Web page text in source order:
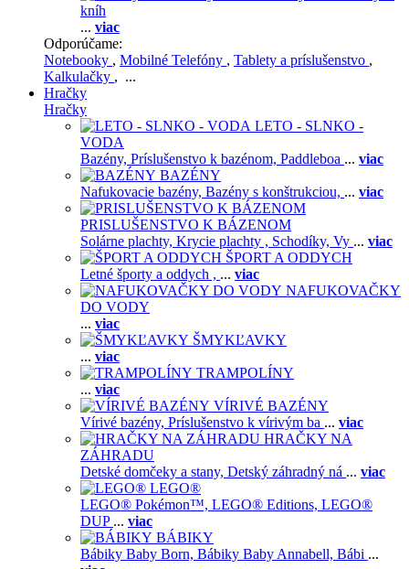
kníh
... viac
Odporúčame:
Notebooky , Mobilné Telefóny , Tablety a príslušenstvo ,
Kalkulačky , ...
Hračky
Hračky
LETO - SLNKO -
VODA
Bazény, Príslušenstvo k bazénom, Paddleboa ... viac
BAZÉNY
Nafukovacie bazény, Bazény s konštrukciou, ... viac
PRISLUŠENSTVO K BÁZENOM
Solárne plachty, Krycie plachty , Schodíky, Vy ... viac
ŠPORT A ODDYCH
Letné športy a oddych , ... viac
NAFUKOVAČKY
DO VODY
... viac
ŠMYKĽAVKY
... viac
TRAMPOLÍNY
... viac
VÍRIVÉ BAZÉNY
Vírivé bazény, Príslušenstvo k vírivým ba ... viac
HRAČKY NA
ZÁHRADU
Detské domčeky a stany, Detský záhradný ná ... viac
LEGO®
LEGO® Pokémon™, LEGO® Editions, LEGO®
DUP ... viac
BÁBIKY
Bábiky Baby Born, Bábiky Baby Annabell, Bábi ...